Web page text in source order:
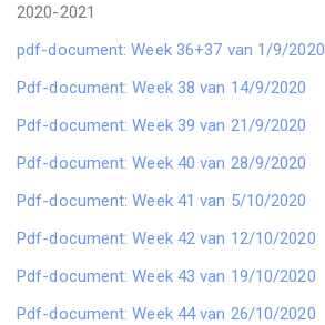
2020-2021
pdf-document: Week 36+37 van 1/9/2020
Pdf-document: Week 38 van 14/9/2020
Pdf-document: Week 39 van 21/9/2020
Pdf-document: Week 40 van 28/9/2020
Pdf-document: Week 41 van 5/10/2020
Pdf-document: Week 42 van 12/10/2020
Pdf-document: Week 43 van 19/10/2020
Pdf-document: Week 44 van 26/10/2020